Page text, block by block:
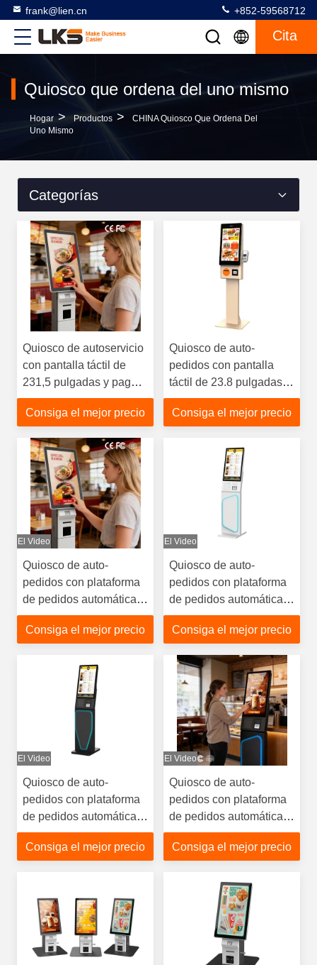
frank@lien.cn +852-59568712
Cita
Quiosco que ordena del uno mismo
Hogar > Productos >
CHINA Quiosco Que Ordena Del
Uno Mismo
Categorías
Quiosco de autoservicio
con pantalla táctil de
231,5 pulgadas y pago
con tarjeta para
restaurantes de comida
Consiga el mejor precio
Quiosco de auto-
pedidos con pantalla
táctil de 23.8 pulgadas y
pago con tarjeta para
restaurantes de comida
Consiga el mejor precio
El Video
Quiosco de auto-
pedidos con plataforma
de pedidos automática
mejora la comodidad
Consiga el mejor precio
El Video
Quiosco de auto-
pedidos con plataforma
de pedidos automática
mejora la comodidad
Consiga el mejor precio
El Video
Quiosco de auto-
pedidos con plataforma
de pedidos automática
mejora la comodidad
Consiga el mejor precio
El Video
Quiosco de auto-
pedidos con plataforma
de pedidos automática
mejora la comodidad
Consiga el mejor precio